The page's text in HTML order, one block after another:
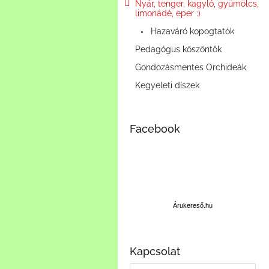
Nyár, tenger, kagyló, gyümölcs,
limonádé, eper :)
Hazaváró kopogtatók
Pedagógus köszöntők
Gondozásmentes Orchideák
Kegyeleti díszek
Facebook
e
s
Árukereső.hu
Kapcsolat